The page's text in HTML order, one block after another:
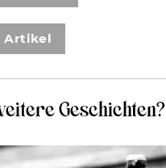
Artikel
Geschichten?